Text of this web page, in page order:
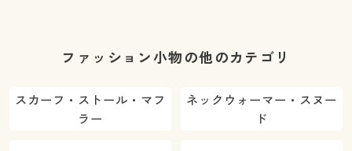
ファッション小物の他のカテゴリ
スカーフ・ストール・マフ
ラー
ネックウォーマー・スヌー
ド